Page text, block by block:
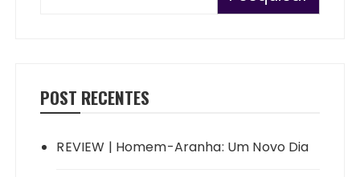
POST RECENTES
REVIEW | Homem-Aranha: Um Novo Dia